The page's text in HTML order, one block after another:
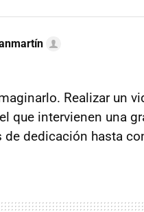
Realizar un
que intervienen una
de dedicación hasta